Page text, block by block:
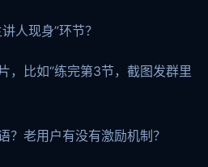
人现身”环节？
，比如“练完第3节，截图发群里
？老用户有没有激励机制？